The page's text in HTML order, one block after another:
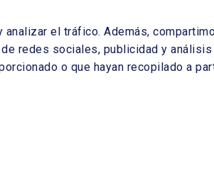
el tráfico. Además,
redes sociales, publicidad y análisis
o que hayan recopilado a